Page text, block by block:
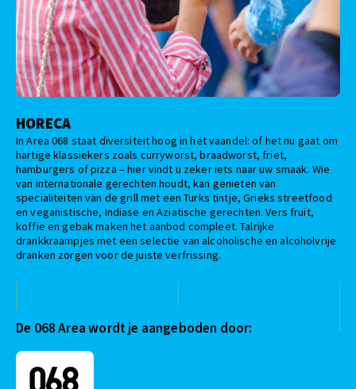
HORECA
In Area 068 staat diversiteit hoog in het vaandel: of het nu gaat om
hartige klassiekers zoals curryworst, braadworst, friet,
hamburgers of pizza – hier vindt u zeker iets naar uw smaak. Wie
van internationale gerechten houdt, kan genieten van
specialiteiten van de grill met een Turks tintje, Grieks streetfood
en veganistische, Indiase en Aziatische gerechten. Vers fruit,
koffie en gebak maken het aanbod compleet. Talrijke
drankkraampjes met een selectie van alcoholische en alcoholvrije
dranken zorgen voor de juiste verfrissing.
De 068 Area wordt je aangeboden door: